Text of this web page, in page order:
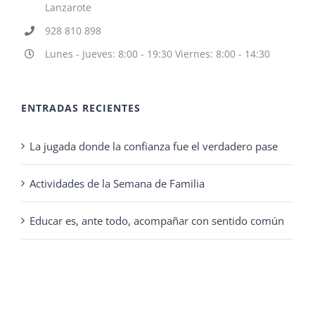
Lanzarote
928 810 898
Lunes - Jueves: 8:00 - 19:30 Viernes: 8:00 - 14:30
ENTRADAS RECIENTES
La jugada donde la confianza fue el verdadero pase
Actividades de la Semana de Familia
Educar es, ante todo, acompañar con sentido común